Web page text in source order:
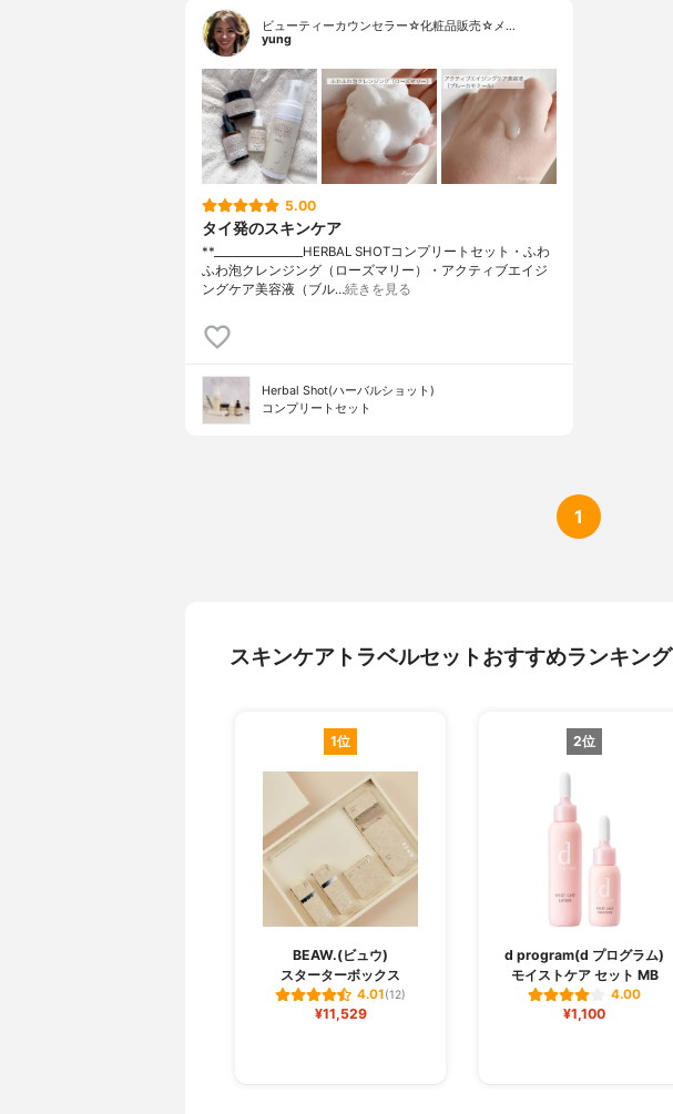
ビューティーカウンセラー☆化粧品販売☆メ…
yung
5.00
タイ発のスキンケア
**⁡________________⁡HERBAL SHOTコンプリートセット⁡・ふわ
ふわ泡クレンジング（ローズマリー）・アクティブエイジ
ングケア美容液（ブル…続きを見る
Herbal Shot(ハーバルショット)
コンプリートセット
1
スキンケアトラベルセットおすすめランキング
1位
BEAW.(ビュウ)
スターターボックス
4.01(12)
¥11,529
2位
d program(d プログラム)
モイストケア セット MB
4.00
¥1,100